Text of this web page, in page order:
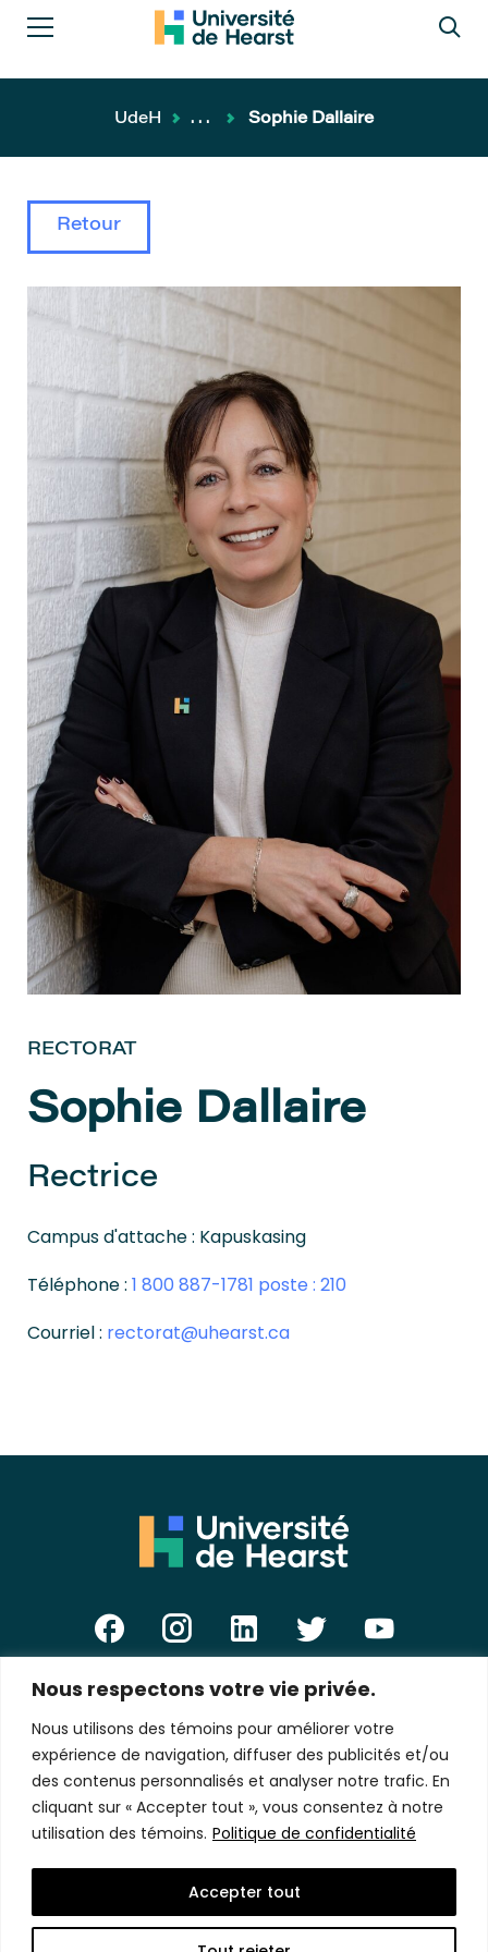
Nous respectons votre vie privée.
Nous utilisons des témoins pour améliorer votre
expérience de navigation, diffuser des publicités et/ou
des contenus personnalisés et analyser notre trafic. En
cliquant sur « Accepter tout », vous consentez à notre
utilisation des témoins. Politique de confidentialité
Accepter tout
UdeH ... Sophie Dallaire
RECTORAT
Sophie Dallaire
Rectrice
Campus d'attache : Kapuskasing
Téléphone : 1 800 887-1781 poste : 210
Courriel : rectorat@uhearst.ca
Retour
E-
mail
*
Politique de confidentialité
Copyright © 2026 Université de Hearst.
Tous droits réservés.